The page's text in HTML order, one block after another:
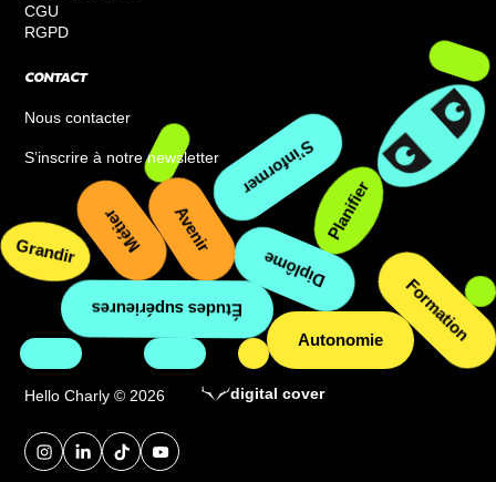
CGU
RGPD
CONTACT
Nous contacter
S’inscrire à notre newsletter
Formation
Planifier
Diplôme
Avenir
Études supérieures
Métier
Grandir
S’informer
Autonomie
Hello Charly © 2026 digital cover